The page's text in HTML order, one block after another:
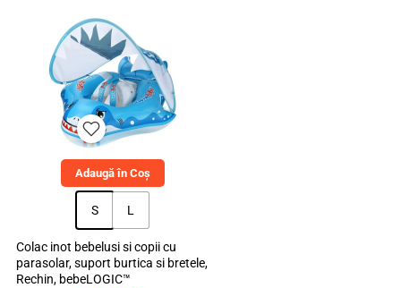
Adaugă în Coș
S L
Colac inot bebelusi si copii cu
parasolar, suport burtica si bretele,
Rechin, bebeLOGIC™